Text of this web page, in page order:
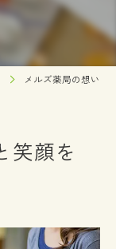
メルズ薬局の想い
笑顔を